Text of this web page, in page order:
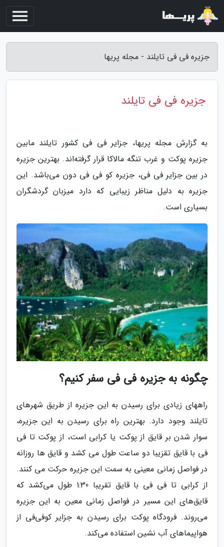
جزیره فی فی تایلند - مجله پریها
جزیره فی فی تایلند
به گزارش مجله پریها، جزایر فی فی کشور تایلند مابین
جزیره پوکت و غرب تنگه مالاکا قرار گرفته‌اند. بهترین جزیره
در بین جزایر فی فی، جزیره کو فی فی دون می‌باشد. این
جزیره به دلیل مناظر زیبایی که دارد میزبان گردشگران
بسیاری است.
چگونه به جزیره فی فی سفر کنیم؟
راههای زیادی برای رسیدن به این جزیره از طریق شهرهای
تایلند وجود دارد. بهترین راه برای رسیدن به این جزیره،
سوار شدن بر قایق از پوکت یا کرابی است، از پوکت تا فی
فی با قایق تقزیبا دو ساعت طول می کشد و قایق ها روزانه
در فواصل زمانی معینی به سمت این جزیره حرکت می کنند.
از کرابی تا فی فی با قایق تقریبا 1:30 طول می‌کشد که
قایق‌های این مسیر در فواصل زمانی معین به این جزیره
می‌روند. فرودگاه پوکت برای رسیدن به جزایر کوفی‌فی از
هواپیماهای آب نشین استفاده می‌کند.